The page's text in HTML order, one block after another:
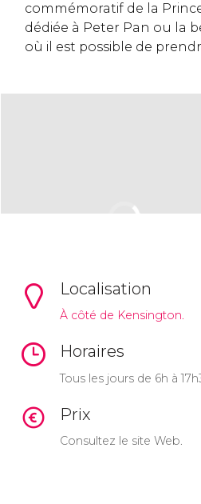
commémoratif de la
dédiée à Peter Pan ou la
où il est possible de
Localisation
À côté de Kensington.
Horaires
Tous les jours de 6h à
Prix
Consultez le site Web.